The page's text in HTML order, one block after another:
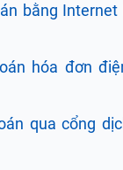
bằng Internet
hóa đơn
qua cổng